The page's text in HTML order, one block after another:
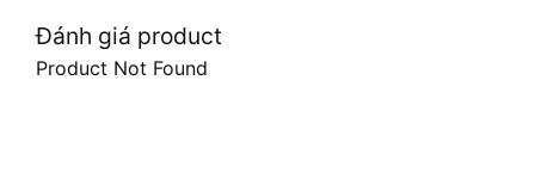
Đánh giá product
Product Not Found